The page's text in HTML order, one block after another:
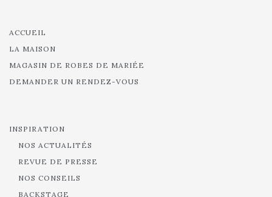
ACCUEIL
LA MAISON
MAGASIN DE ROBES DE MARIÉE
DEMANDER UN RENDEZ-VOUS
INSPIRATION
NOS ACTUALITÉS
REVUE DE PRESSE
NOS CONSEILS
BACKSTAGE